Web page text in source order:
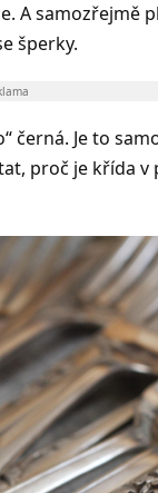
A samozřejmě
šperky.
černá. Je to
proč je křída